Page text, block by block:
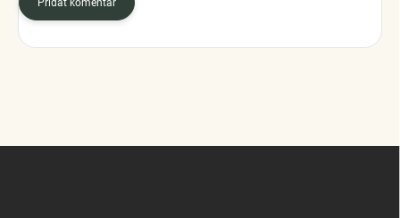
Přidat komentář